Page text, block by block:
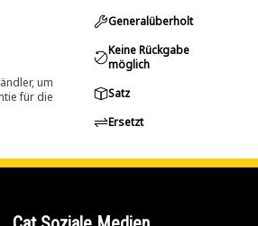
um
für die
Generalüberholt
Keine Rückgabe
möglich
Satz
Ersetzt